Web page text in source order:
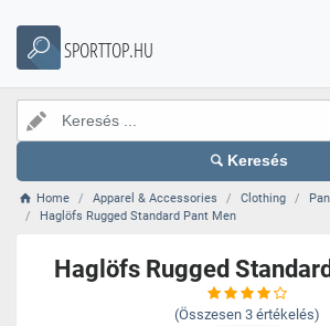
SPORTTOP.HU
Keresés
Home Apparel & Accessories Clothing
Haglöfs Rugged Standard Pant Men
Haglöfs Rugged
(Összesen 3 értékelés)